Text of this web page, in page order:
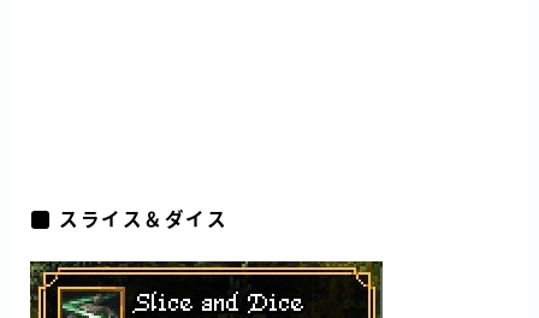
スライス＆ダイス